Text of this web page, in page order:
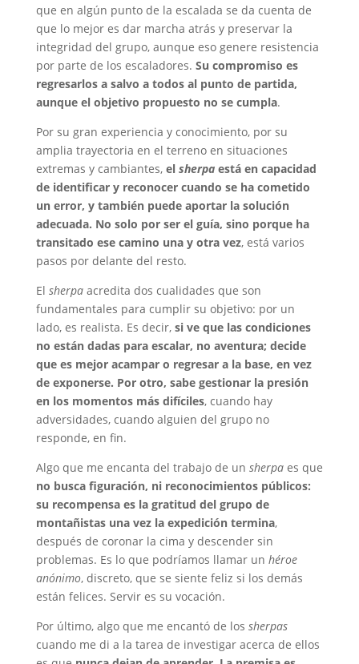
que en algún punto de la escalada se da cuenta de
que lo mejor es dar marcha atrás y preservar la
integridad del grupo, aunque eso genere resistencia
por parte de los escaladores. Su compromiso es
regresarlos a salvo a todos al punto de partida,
aunque el objetivo propuesto no se cumpla.
Por su gran experiencia y conocimiento, por su
amplia trayectoria en el terreno en situaciones
extremas y cambiantes, el sherpaestá en capacidad
de identificar y reconocer cuando se ha cometido
un error, y también puede aportar la solución
adecuada. No solo por ser el guía, sino porque ha
transitado ese camino una y otra vez, está varios
pasos por delante del resto.
El sherpaacredita dos cualidades que son
fundamentales para cumplir su objetivo: por un
lado, es realista. Es decir, si ve que las condiciones
no están dadas para escalar, no aventura; decide
que es mejor acampar o regresar a la base, en vez
de exponerse. Por otro, sabe gestionar la presión
en los momentos más difíciles, cuando hay
adversidades, cuando alguien del grupo no
responde, en fin.
Algo que me encanta del trabajo de un sherpaes que
no busca figuración, ni reconocimientos públicos:
su recompensa es la gratitud del grupo de
montañistas una vez la expedición termina,
después de coronar la cima y descender sin
problemas. Es lo que podríamos llamar un héroe
anónimo, discreto, que se siente feliz si los demás
están felices. Servir es su vocación.
Por último, algo que me encantó de los sherpas
cuando me di a la tarea de investigar acerca de ellos